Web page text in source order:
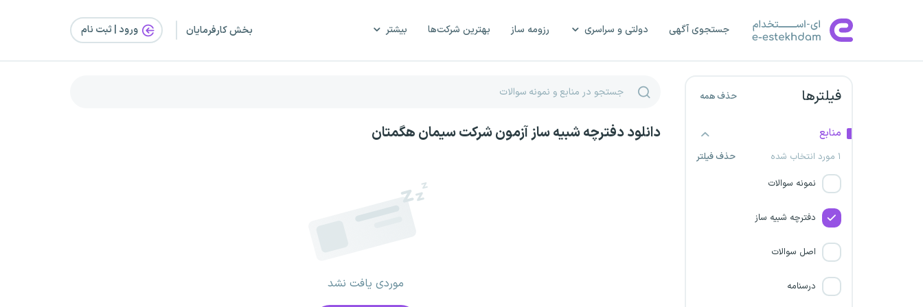
جستجوی آگهی دولتی و سراسری رزومه ساز بهترین شرکت‌ها بیشتر بخش کارفرمایان ورود | ثبت‌ نام
فیلترها حذف همه
منابع
۱ مورد انتخاب شده
حذف فیلتر
نمونه سوالات
دفترچه شبیه ساز
اصل سوالات
درسنامه
شرکت آلومینیوم کاوه خوزستان
بانک ایران زمین
اسلامی ایران هما
شرکت گهر انرژی سیرجان
بانک سرمایه
شرکت صنعتی و معدنی
چادرملو
دانلود دفترچه شبیه ساز آزمون شرکت سیمان هگمتان
موردی یافت نشد